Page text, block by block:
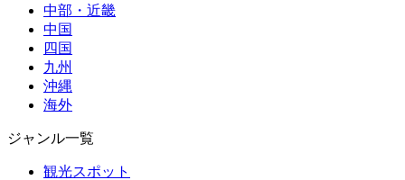
中部・近畿
中国
四国
九州
沖縄
海外
ジャンル一覧
観光スポット